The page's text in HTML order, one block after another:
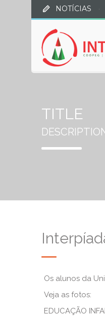
NOTÍCIAS ·
TITLE
Os alunos da
Veja as fotos:
EDUCAÇÃO